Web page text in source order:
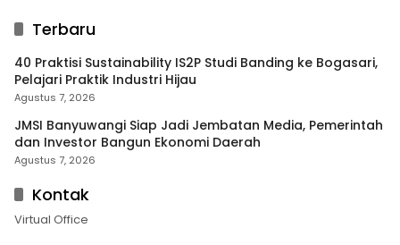
Terbaru
40 Praktisi Sustainability IS2P Studi Banding ke Bogasari,
Pelajari Praktik Industri Hijau
Agustus 7, 2026
JMSI Banyuwangi Siap Jadi Jembatan Media, Pemerintah
dan Investor Bangun Ekonomi Daerah
Agustus 7, 2026
Kontak
Virtual Office